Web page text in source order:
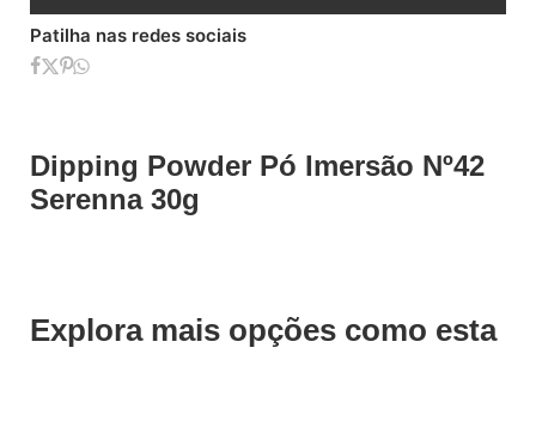
Patilha nas redes sociais
Dipping Powder Pó Imersão Nº42
Serenna 30g
Explora mais opções como esta